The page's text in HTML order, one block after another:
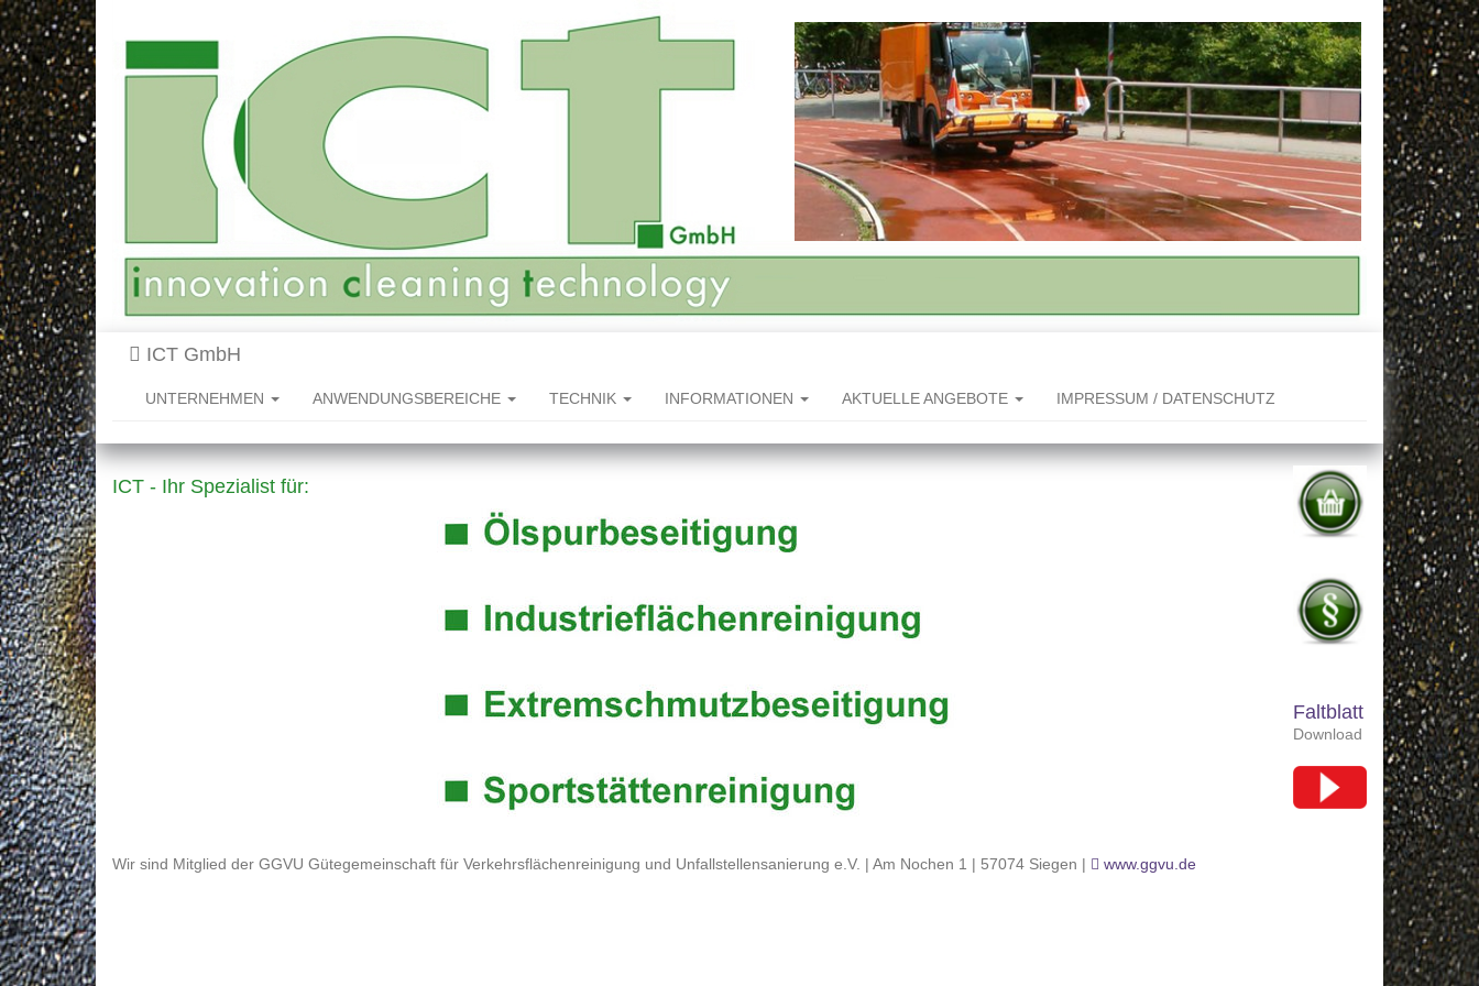
ICT GmbH
UNTERNEHMEN ANWENDUNGSBEREICHE TECHNIK INFORMATIONEN AKTUELLE ANGEBOTE IMPRESSUM / DATENSCHUTZ
ICT - Ihr Spezialist für:
Wir sind Mitglied der GGVU Gütegemeinschaft für Verkehrsflächenreinigung und Unfallstellensanierung e.V. | Am Nochen 1 | 57074 Siegen | www.ggvu.de
Faltblatt
Download